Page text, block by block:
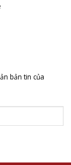
bản tin của